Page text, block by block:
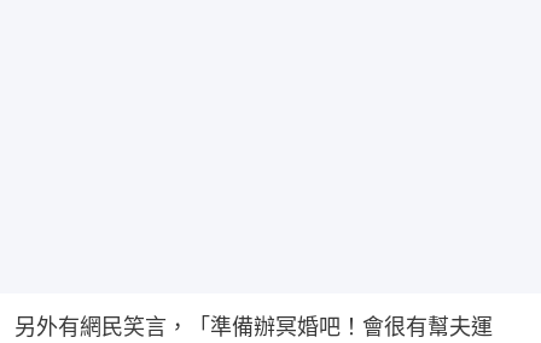
另外有網民笑言，「準備辦冥婚吧！會很有幫夫運